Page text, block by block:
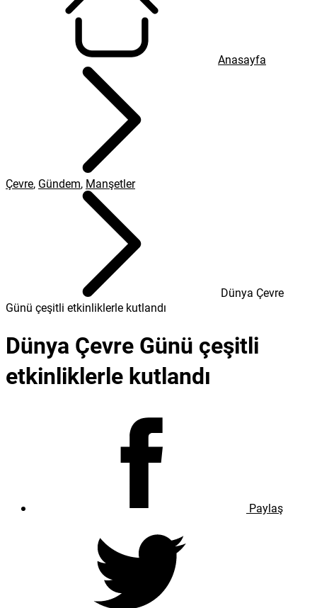
Anasayfa
Çevre, Gündem, Manşetler
Dünya Çevre
Günü çeşitli etkinliklerle kutlandı
Dünya Çevre Günü çeşitli
etkinliklerle kutlandı
Paylaş